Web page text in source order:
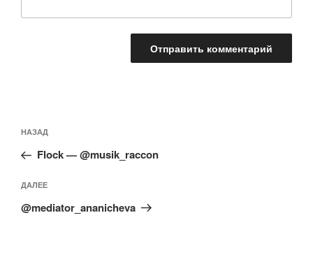
по
записям
Предыдущая
запись:
НАЗАД
Flock — @musik_raccon
Следующая
запись
ДАЛЕЕ
@mediator_ananicheva